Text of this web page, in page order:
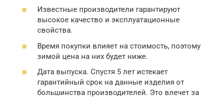
Известные производители гарантируют
высокое качество и эксплуатационные
свойства.
Время покупки влияет на стоимость, поэтому
зимой цена на них будет ниже.
Дата выпуска. Спустя 5 лет истекает
гарантийный срок на данные изделия от
большинства производителей. Это влечет за